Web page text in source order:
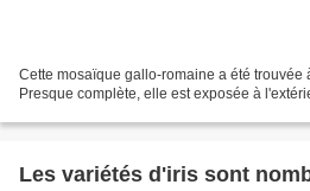
Cette mosaïque gallo-romaine a été trouvée
Presque complète, elle est exposée à
Les variétés d'iris sont